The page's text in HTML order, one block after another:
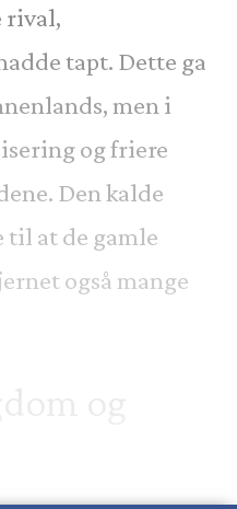
rival,
tapt. Dette ga
men i
og friere
Den kalde
til at de gamle
også mange
og